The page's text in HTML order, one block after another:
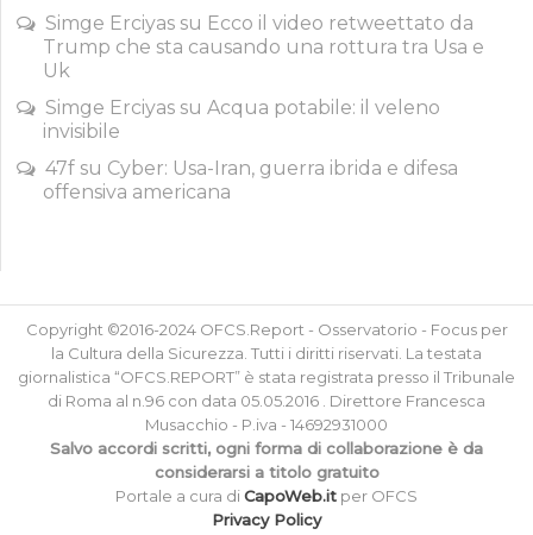
Simge Erciyas su Ecco il video retweettato da
Trump che sta causando una rottura tra Usa e
Uk
Simge Erciyas su Acqua potabile: il veleno
invisibile
47f su Cyber: Usa-Iran, guerra ibrida e difesa
offensiva americana
Copyright ©2016-2024 OFCS.Report - Osservatorio - Focus per
la Cultura della Sicurezza. Tutti i diritti riservati. La testata
giornalistica “OFCS.REPORT” è stata registrata presso il Tribunale
di Roma al n.96 con data 05.05.2016 . Direttore Francesca
Musacchio - P.iva - 14692931000
Salvo accordi scritti, ogni forma di collaborazione è da
considerarsi a titolo gratuito
Portale a cura diCapoWeb.it per OFCS
Privacy Policy